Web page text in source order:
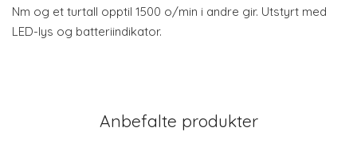
Nm og et turtall opptil 1500 o/min i andre gir. Utstyrt med
LED-lys og batteriindikator.
Anbefalte produkter